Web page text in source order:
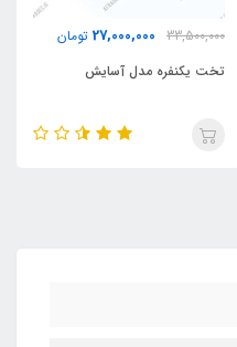
33,500,000
27,000,000 تومان
تخت یکنفره مدل آسایش